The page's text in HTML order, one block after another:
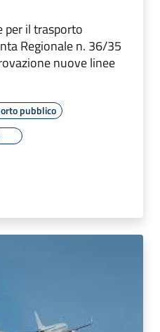
per il trasporto
Regionale n. 36/35
nuove linee
pubblico